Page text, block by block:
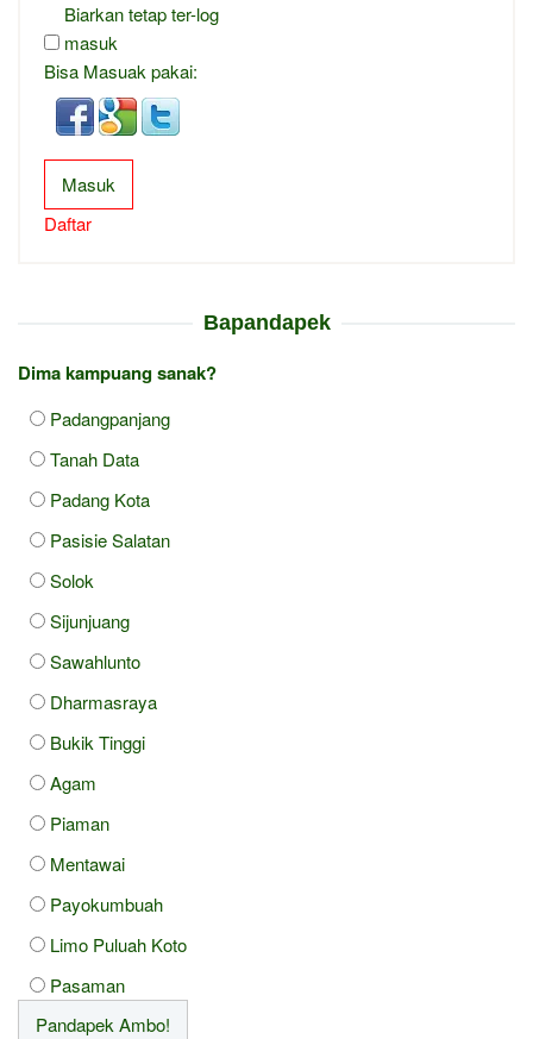
Biarkan tetap ter-log
masuk
Bisa Masuak pakai:
Masuk
Daftar
Bapandapek
Dima kampuang sanak?
Padangpanjang
Tanah Data
Padang Kota
Pasisie Salatan
Solok
Sijunjuang
Sawahlunto
Dharmasraya
Bukik Tinggi
Agam
Piaman
Mentawai
Payokumbuah
Limo Puluah Koto
Pasaman